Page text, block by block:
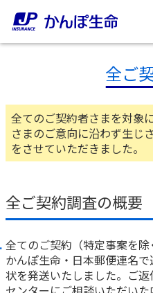
トップ
ご契約者さま
ご契約者さま
マイペー
保険をご検討中のお客
保険をご検討中のお客
法人のお客さま
全ご
全てのご契約者さまを対象
さまのご意向に沿わず生じ
をさせていただきました。
全ご契約調査の概要
全てのご契約（特定事案を除
かんぽ生命・日本郵便連名
状を発送いたしました。ご